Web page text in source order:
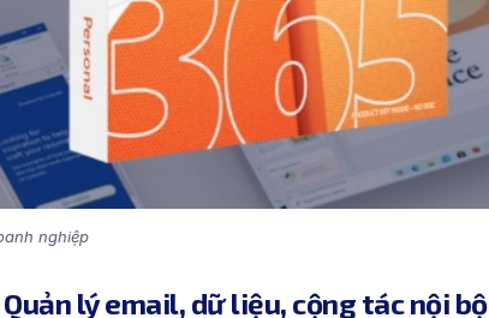
nghiệp
lý email, dữ liệu, cộng tác nội bộ